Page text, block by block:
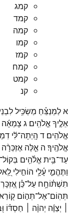
קמג
קמד
קמה
קמו
קמז
קמח
קמט
קנ
אלַמְנַצֵּ֗חַ מַשְׂכִּ֥יל
אֵלֶ֣יךָאֱלֹהִֽים׃ ג צָמְאָ֬ה
אֱלֹהִֽים׃ ד הָֽיְתָה־לִּ֬י
אֱלֹהֶֽיךָ׃ ה אֵ֤לֶּה אֶזְכְּרָ֨ה ׀
עַד־בֵּ֥יתאֱלֹ֫הִ֥ים בְּקוֹל־
וַתֶּהֱמִ֪י עָ֫לָ֥י הוֹחִ֣ילִי
תִשְׁתּ֫וֹחָ֥ח עַל־כֵּ֗ן
תְּהֽוֹם־אֶל־תְּה֣וֹם
יְצַוֶּ֬ה יְהוָ֨ה ׀ חַסְדּ֗וֹ